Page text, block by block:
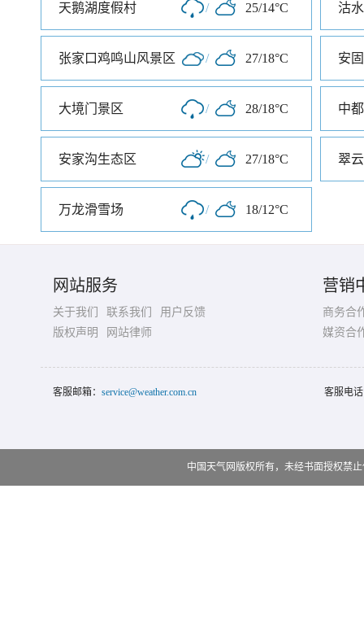
天鹅湖度假村 / 25/14°C 沽
张家口鸡鸣山风景区 / 27/18°C 安
大境门景区 / 28/18°C 中
安家沟生态区 / 27/18°C 翠
万龙滑雪场 / 18/12°C
网站服务
关于我们 联系我们
用户反馈
版权声明
网站律师
营销
商务合
媒资合
客服邮箱： service@weather.com.cn 客服电
中国天气网版权所有，未经书面授权